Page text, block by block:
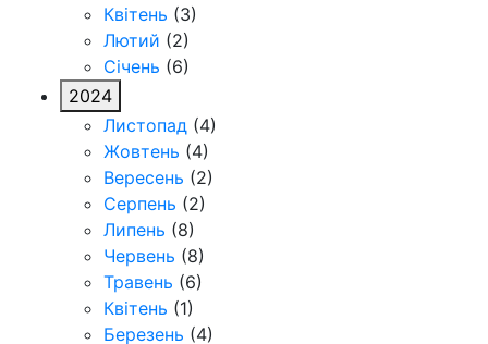
Квітень (3)
Лютий (2)
Січень (6)
2024
Листопад (4)
Жовтень (4)
Вересень (2)
Серпень (2)
Липень (8)
Червень (8)
Травень (6)
Квітень (1)
Березень (4)